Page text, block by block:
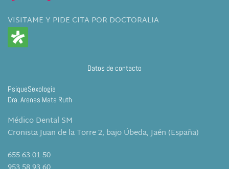
VISITAME Y PIDE CITA POR DOCTORALIA
Datos de contacto
PsiqueSexología
Dra. Arenas Mata Ruth
Médico Dental SM
Cronista Juan de la Torre 2, bajo Úbeda, Jaén (España)
655 63 01 50